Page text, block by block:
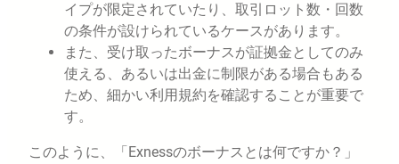
イプが限定されていたり、取引ロット数・回数
の条件が設けられているケースがあります。
また、受け取ったボーナスが証拠金としてのみ
使える、あるいは出金に制限がある場合もある
ため、細かい利用規約を確認することが重要で
す。
このように、「Exnessのボーナスとは何ですか？」